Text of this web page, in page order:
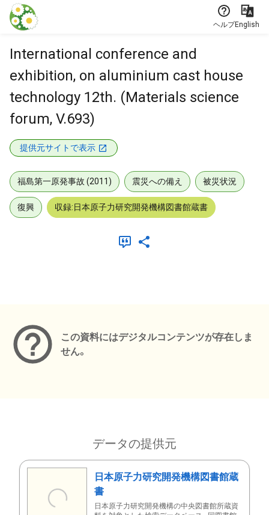
本文に飛ぶ
ヘルプEnglish
International conference and
exhibition, on aluminium cast house
technology 12th. (Materials science
forum, V.693)
提供元サイトで表示
福島第一原発事故 (2011) 震災への備え 被災状況
復興 収録:日本原子力研究開発機構図書館蔵書
この資料にはデジタルコンテンツが存在しま
せん。
データの提供元
日本原子力研究開発機構図書館蔵
書
日本原子力研究開発機構の中央図書館所蔵資